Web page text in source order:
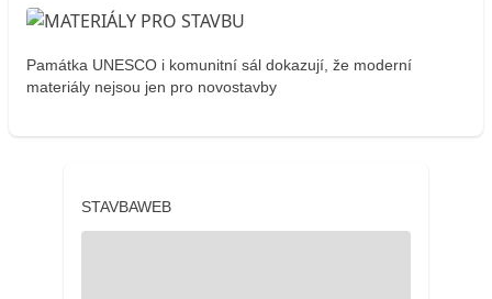
Památka UNESCO i komunitní sál dokazují, že moderní
materiály nejsou jen pro novostavby
STAVBAWEB